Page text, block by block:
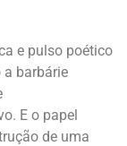
e pulso poético
a barbárie
E o papel
de uma